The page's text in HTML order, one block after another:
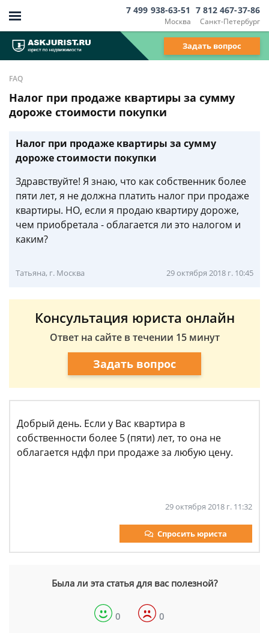
Москва
7 499 938-63-51
Санкт-Петербург
7 812 467-37-86
Задать вопрос
FAQ
Налог при продаже квартиры за сумму
дороже стоимости покупки
Налог при продаже квартиры за сумму
дороже стоимости покупки
Здравствуйте! Я знаю, что как собственник более
пяти лет, я не должна платить налог при продаже
квартиры. НО, если я продаю квартиру дороже,
чем приобретала - облагается ли это налогом и
каким?
Татьяна, г. Москва 29 октября 2018 г. 10:45
Консультация юриста онлайн
Ответ на сайте в течении 15 минут
Задать вопрос
Добрый день. Если у Вас квартира в
собственности более 5 (пяти) лет, то она не
облагается ндфл при продаже за любую цену.
29 октября 2018 г. 11:32
Спросить юриста
Была ли эта статья для вас полезной?
0 0